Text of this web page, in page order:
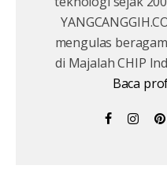
mengulas
di Majalah CHIP
Baca